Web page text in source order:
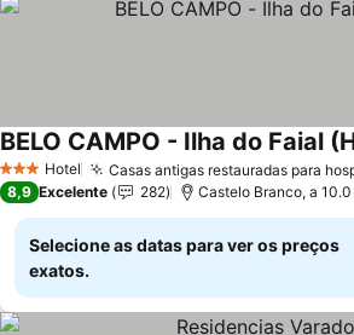
3 EstrelasHotel Casas antigas restauradas para
BELO CAMPO - Ilha do Faial
8,9 Excelente 282 Castelo Branco, a
Selecione as datas para ver os preços
exatos.